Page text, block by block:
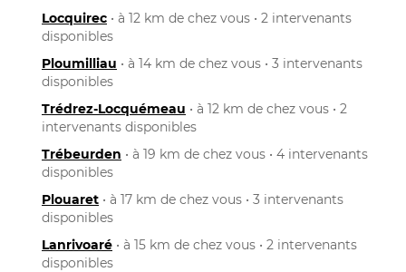
Locquirec • à 12 km de chez vous • 2 intervenants
disponibles
Ploumilliau • à 14 km de chez vous • 3 intervenants
disponibles
Trédrez-Locquémeau • à 12 km de chez vous • 2
intervenants disponibles
Trébeurden • à 19 km de chez vous • 4 intervenants
disponibles
Plouaret • à 17 km de chez vous • 3 intervenants
disponibles
Lanrivoaré • à 15 km de chez vous • 2 intervenants
disponibles